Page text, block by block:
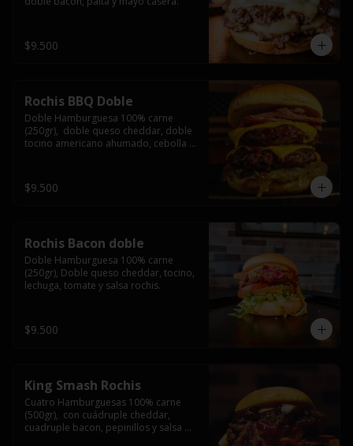
$9.500
Rochis BBQ Doble
Doble Hamburguesa 100% carne
(250gr),  doble queso cheddar, doble
tocino americano ahumado, cebolla
$9.500
Rochis Bacon doble
Doble Hamburguesa 100% carne
(250gr), Doble queso cheddar, tocino,
lechuga, tomate y salsa rochis.
$9.500
King Smash Rochis
Cuatro Hamburguesas 100% carne
(500gr),  con cuádruple cheddar,
cuadruple bacon, pepinillos y salsa